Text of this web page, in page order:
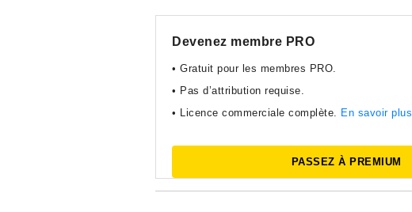
Devenez membre PRO
• Gratuit pour les membres PRO.
• Pas d’attribution requise.
• Licence commerciale complète. En savoir plus
PASSEZ À PREMIUM